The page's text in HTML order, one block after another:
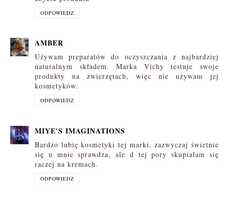
ODPOWIEDZ
AMBER
Używam preparatów do oczyszczania z najbardziej
naturalnym składem. Marka Vichy testuje swoje
produkty na zwierzętach, więc nie używam jej
kosmetyków.
ODPOWIEDZ
MIYE'S IMAGINATIONS
Bardzo lubię kosmetyki tej marki, zazwyczaj świetnie
się u mnie sprawdza, ale d tej pory skupiałam się
raczej na kremach.
ODPOWIEDZ